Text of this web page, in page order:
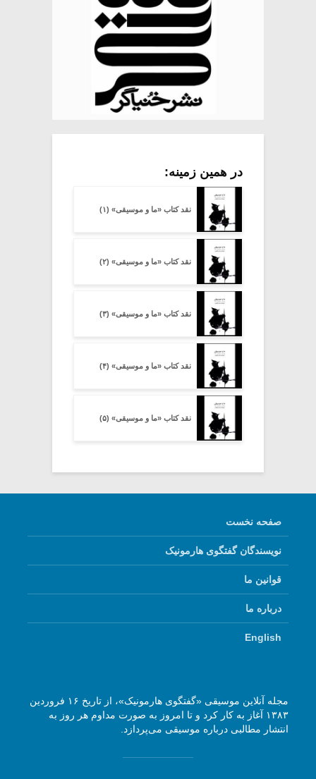
در همین زمینه:
نقد کتاب «ما و موسیقی» (۱)
نقد کتاب «ما و موسیقی» (۲)
نقد کتاب «ما و موسیقی» (۳)
نقد کتاب «ما و موسیقی» (۴)
نقد کتاب «ما و موسیقی» (۵)
صفحه نخست
نویسندگان گفتگوی هارمونیک
قوانین ما
درباره ما
English
مجله آنلاین موسیقی «گفتگوی هارمونیک»، از تاریخ ۱۶ فروردین
۱۳۸۳ آغاز به کار کرد و تا امروز به صورت مداوم هر روز به
انتشار مطالبی درباره موسیقی می‌پردازد.